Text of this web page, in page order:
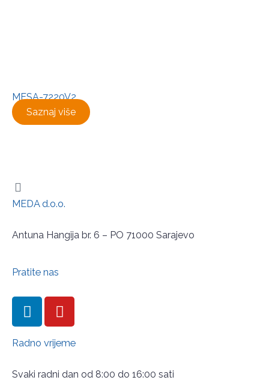
MESA-7220V2
Saznaj više
MEDA d.o.o.
Antuna Hangija br. 6 – PO 71000 Sarajevo
Pratite nas
Radno vrijeme
Svaki radni dan od 8:00 do 16:00 sati